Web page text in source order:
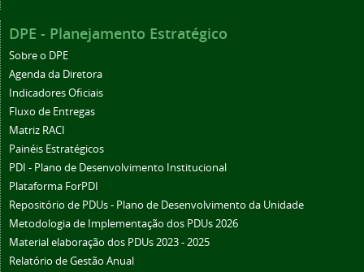
DPE - Planejamento Estratégico
Sobre o DPE
Agenda da Diretora
Indicadores Oficiais
Fluxo de Entregas
Matriz RACI
Painéis Estratégicos
PDI - Plano de Desenvolvimento Institucional
Plataforma ForPDI
Repositório de PDUs - Plano de Desenvolvimento da Unidade
Metodologia de Implementação dos PDUs 2026
Material elaboração dos PDUs 2023 - 2025
Relatório de Gestão Anual